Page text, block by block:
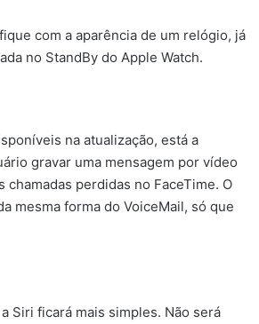
com a aparência de um relógio, já
no StandBy do Apple Watch.
na atualização, está a
gravar uma mensagem por vídeo
chamadas perdidas no FaceTime. O
mesma forma do VoiceMail, só que
Siri ficará mais simples. Não será